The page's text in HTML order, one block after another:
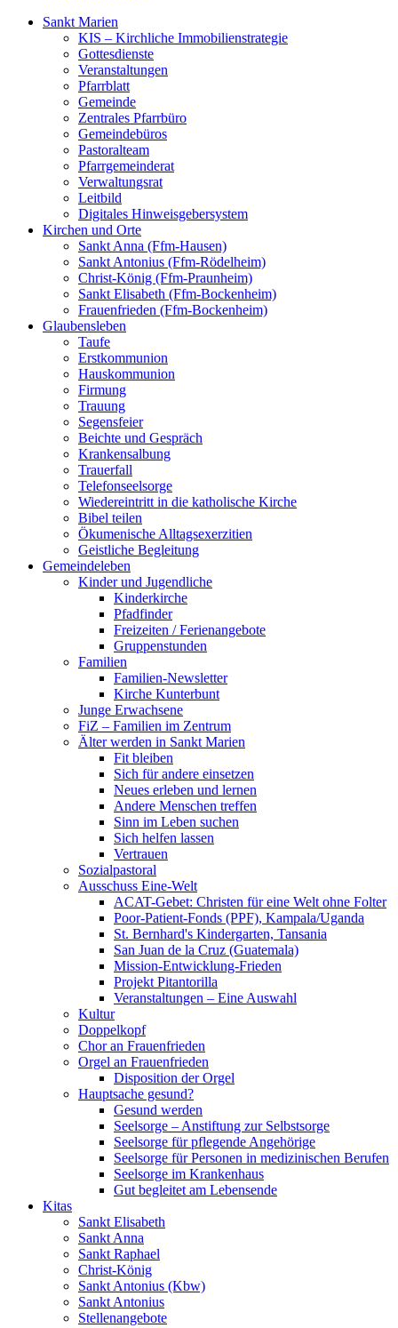
Sankt Marien
KIS – Kirchliche Immobilienstrategie
Gottesdienste
Veranstaltungen
Pfarrblatt
Gemeinde
Zentrales Pfarrbüro
Gemeindebüros
Pastoralteam
Pfarrgemeinderat
Verwaltungsrat
Leitbild
Digitales Hinweisgebersystem
Kirchen und Orte
Sankt Anna (Ffm-Hausen)
Sankt Antonius (Ffm-Rödelheim)
Christ-König (Ffm-Praunheim)
Sankt Elisabeth (Ffm-Bockenheim)
Frauenfrieden (Ffm-Bockenheim)
Glaubensleben
Taufe
Erstkommunion
Hauskommunion
Firmung
Trauung
Segensfeier
Beichte und Gespräch
Krankensalbung
Trauerfall
Telefonseelsorge
Wiedereintritt in die katholische Kirche
Bibel teilen
Ökumenische Alltagsexerzitien
Geistliche Begleitung
Gemeindeleben
Kinder und Jugendliche
Kinderkirche
Pfadfinder
Freizeiten / Ferienangebote
Gruppenstunden
Familien
Familien-Newsletter
Kirche Kunterbunt
Junge Erwachsene
FiZ – Familien im Zentrum
Älter werden in Sankt Marien
Fit bleiben
Sich für andere einsetzen
Neues erleben und lernen
Andere Menschen treffen
Sinn im Leben suchen
Sich helfen lassen
Vertrauen
Sozialpastoral
Ausschuss Eine-Welt
ACAT-Gebet: Christen für eine Welt ohne Folter
Poor-Patient-Fonds (PPF), Kampala/Uganda
St. Bernhard's Kindergarten, Tansania
San Juan de la Cruz (Guatemala)
Mission-Entwicklung-Frieden
Projekt Pitantorilla
Veranstaltungen – Eine Auswahl
Kultur
Doppelkopf
Chor an Frauenfrieden
Orgel an Frauenfrieden
Disposition der Orgel
Hauptsache gesund?
Gesund werden
Seelsorge – Anstiftung zur Selbstsorge
Seelsorge für pflegende Angehörige
Seelsorge für Personen in medizinischen Berufen
Seelsorge im Krankenhaus
Gut begleitet am Lebensende
Kitas
Sankt Elisabeth
Sankt Anna
Sankt Raphael
Christ-König
Sankt Antonius (Kbw)
Sankt Antonius
Stellenangebote